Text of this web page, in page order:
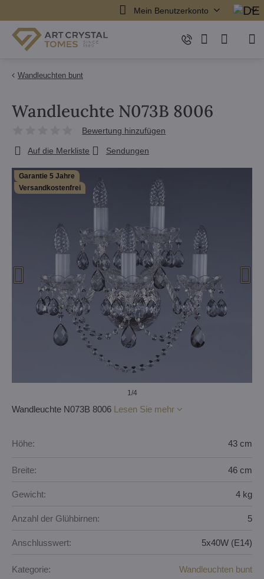
Mein Benutzerkonto
Wandleuchten bunt
Garantie 5 Jahre
Versandkostenfrei
1/4
Wandleuchte N073B 8006
Bewertung hinzufügen
Auf die Merkliste Sendungen
Wandleuchte N073B 8006 Lesen Sie mehr
Höhe: 43 cm
Breite: 46 cm
Gewicht: 4 kg
Anzahl der Glühbirnen: 5
Anschlusswert: 5x40W (E14)
Kategorie: Wandleuchten bunt